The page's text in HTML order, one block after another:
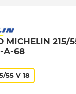
MICHELIN 215/
A-68
55 V 18